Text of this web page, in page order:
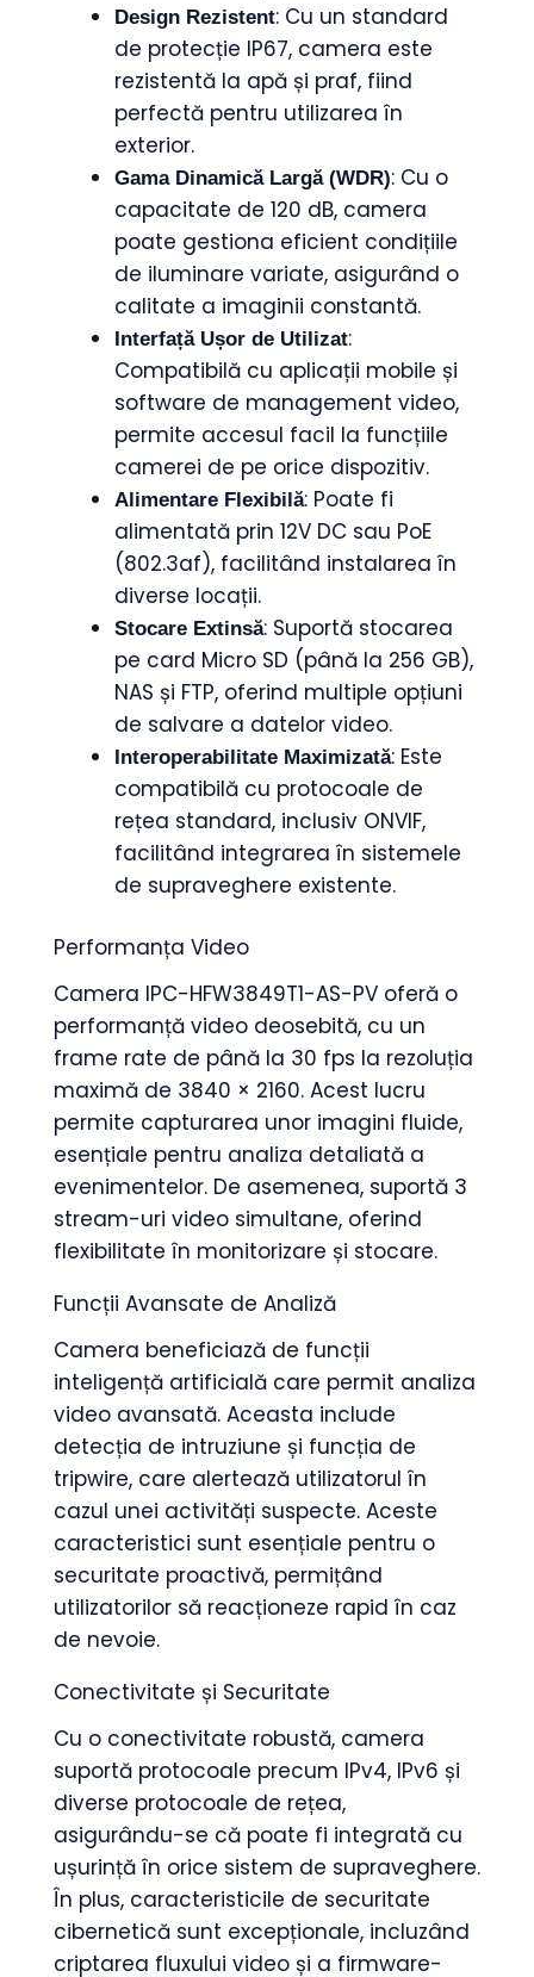
Design Rezistent: Cu un standard
de protecție IP67, camera este
rezistentă la apă și praf, fiind
perfectă pentru utilizarea în
exterior.
Gama Dinamică Largă (WDR): Cu o
capacitate de 120 dB, camera
poate gestiona eficient condițiile
de iluminare variate, asigurând o
calitate a imaginii constantă.
Interfață Ușor de Utilizat:
Compatibilă cu aplicații mobile și
software de management video,
permite accesul facil la funcțiile
camerei de pe orice dispozitiv.
Alimentare Flexibilă: Poate fi
alimentată prin 12V DC sau PoE
(802.3af), facilitând instalarea în
diverse locații.
Stocare Extinsă: Suportă stocarea
pe card Micro SD (până la 256 GB),
NAS și FTP, oferind multiple opțiuni
de salvare a datelor video.
Interoperabilitate Maximizată: Este
compatibilă cu protocoale de
rețea standard, inclusiv ONVIF,
facilitând integrarea în sistemele
de supraveghere existente.
Performanța Video
Camera IPC-HFW3849T1-AS-PV oferă o
performanță video deosebită, cu un
frame rate de până la 30 fps la rezoluția
maximă de 3840 × 2160. Acest lucru
permite capturarea unor imagini fluide,
esențiale pentru analiza detaliată a
evenimentelor. De asemenea, suportă 3
stream-uri video simultane, oferind
flexibilitate în monitorizare și stocare.
Funcții Avansate de Analiză
Camera beneficiază de funcții
inteligență artificială care permit analiza
video avansată. Aceasta include
detecția de intruziune și funcția de
tripwire, care alertează utilizatorul în
cazul unei activități suspecte. Aceste
caracteristici sunt esențiale pentru o
securitate proactivă, permițând
utilizatorilor să reacționeze rapid în caz
de nevoie.
Conectivitate și Securitate
Cu o conectivitate robustă, camera
suportă protocoale precum IPv4, IPv6 și
diverse protocoale de rețea,
asigurându-se că poate fi integrată cu
ușurință în orice sistem de supraveghere.
În plus, caracteristicile de securitate
cibernetică sunt excepționale, incluzând
criptarea fluxului video și a firmware-